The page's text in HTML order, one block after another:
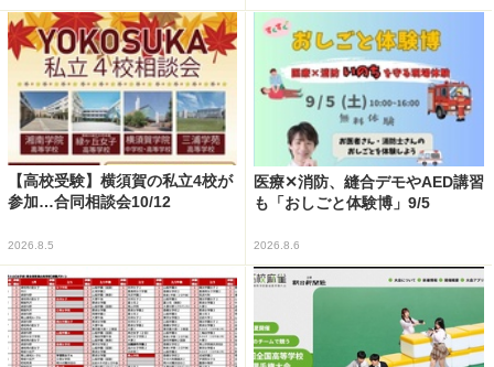
【高校受験】横須賀の私立4校が
参加…合同相談会10/12
2026.8.5
医療✕消防、縫合デモやAED講習
も「おしごと体験博」9/5
2026.8.6